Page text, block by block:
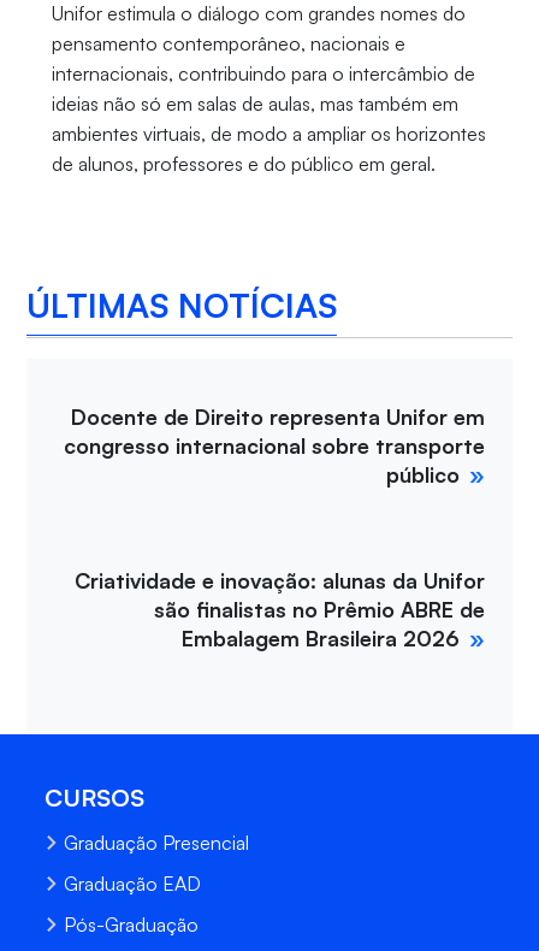
Unifor estimula o diálogo com grandes nomes do
pensamento contemporâneo, nacionais e
internacionais, contribuindo para o intercâmbio de
ideias não só em salas de aulas, mas também em
ambientes virtuais, de modo a ampliar os horizontes
de alunos, professores e do público em geral.
ÚLTIMAS NOTÍCIAS
Docente de Direito representa Unifor em
congresso internacional sobre transporte
público
Criatividade e inovação: alunas da Unifor
são finalistas no Prêmio ABRE de
Embalagem Brasileira 2026
CURSOS
Graduação Presencial
Graduação EAD
Pós-Graduação